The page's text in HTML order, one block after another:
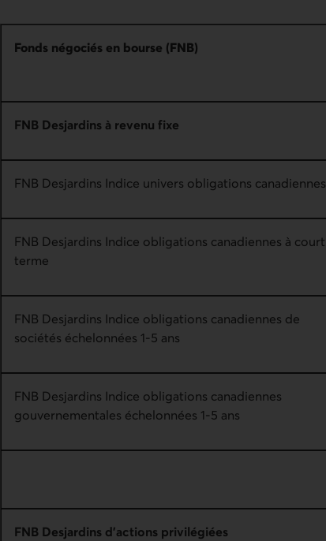
Fonds négociés en bourse (FNB)
FNB Desjardins à revenu fixe
FNB Desjardins Indice univers obligations canadiennes
FNB Desjardins Indice obligations canadiennes à court
terme
FNB Desjardins Indice obligations canadiennes de
sociétés échelonnées 1-5 ans
FNB Desjardins Indice obligations canadiennes
gouvernementales échelonnées 1-5 ans
FNB Desjardins d’actions privilégiées